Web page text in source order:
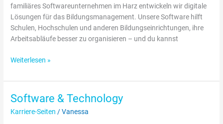
familiäres Softwareunternehmen im Harz entwickeln wir digitale
Lösungen für das Bildungsmanagement. Unsere Software hilft
Schulen, Hochschulen und anderen Bildungseinrichtungen, ihre
Arbeitsabläufe besser zu organisieren – und du kannst
Weiterlesen »
Software & Technology
Karriere-Seiten /Vanessa
Software
&